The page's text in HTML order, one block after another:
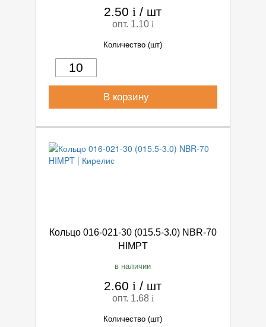
2.50i / шт
опт. 1.10 i
Количество (шт)
В корзину
Кольцо 016-021-30 (015.5-3.0) NBR-70
HIMPT
в наличии
2.60i / шт
опт. 1.68 i
Количество (шт)